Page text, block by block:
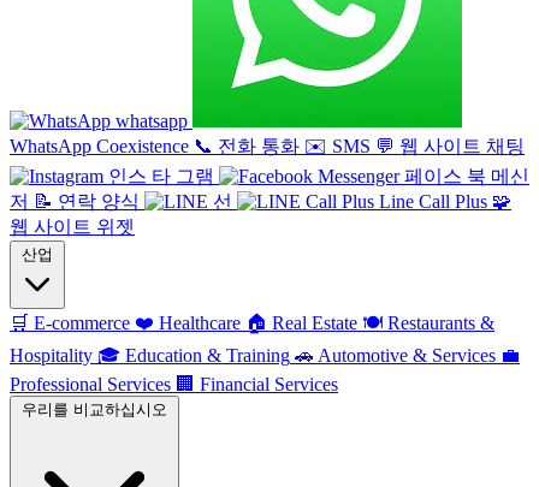
whatsapp
WhatsApp Coexistence 📞 전화 통화 ✉️ SMS 💬 웹 사이트 채팅
인스 타 그램
페이스 북 메신
저 📝 연락 양식 선 Line Call Plus 🧩
웹 사이트 위젯
산업
🛒 E-commerce ❤️ Healthcare 🏠 Real Estate 🍽️ Restaurants &
Hospitality 🎓 Education & Training 🚗 Automotive & Services 💼
Professional Services 🏢 Financial Services
우리를 비교하십시오